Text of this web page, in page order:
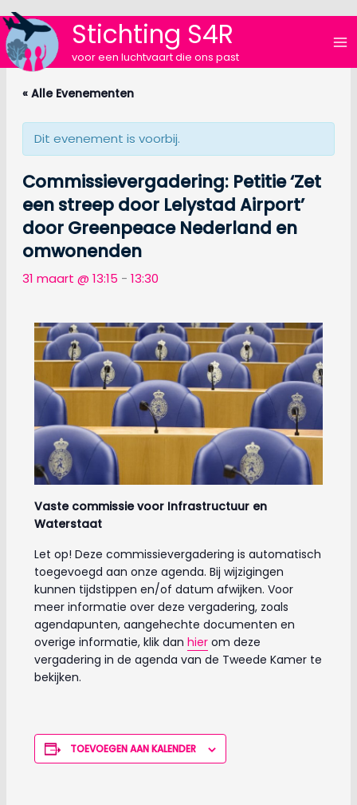
Ga
naar
de
inhoud
Stichting S4R
voor een luchtvaart die ons past
« Alle Evenementen
Dit evenement is voorbij.
Commissievergadering: Petitie ‘Zet
een streep door Lelystad Airport’
door Greenpeace Nederland en
omwonenden
31 maart @ 13:15 -13:30
Vaste commissie voor Infrastructuur en
Waterstaat
Let op! Deze commissievergadering is automatisch
toegevoegd aan onze agenda. Bij wijzigingen
kunnen tijdstippen en/of datum afwijken. Voor
meer informatie over deze vergadering, zoals
agendapunten, aangehechte documenten en
overige informatie, klik danhier om deze
vergadering in de agenda van de Tweede Kamer te
bekijken.
TOEVOEGEN AAN KALENDER